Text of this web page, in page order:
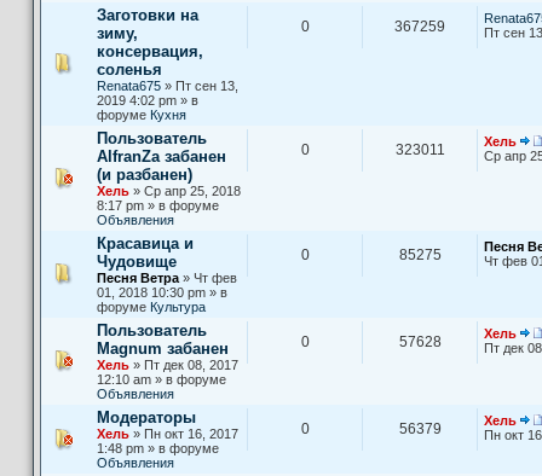
Заготовки на
зиму,
консервация,
соленья
Renata675 » Пт сен 13,
2019 4:02 pm » в
форуме Кухня
0 367259
Пт сен
Пользователь
AlfranZa забанен
(и разбанен)
Хель » Ср апр 25, 2018
8:17 pm » в форуме
Объявления
0 323011
Хель
Ср апр
Красавица и
Чудовище
Песня Ветра » Чт фев
01, 2018 10:30 pm » в
форуме Культура
0 85275
Песня
Чт фев
Пользователь
Magnum забанен
Хель » Пт дек 08, 2017
12:10 am » в форуме
Объявления
0 57628
Хель
Пт дек
Модераторы
Хель » Пн окт 16, 2017
1:48 pm » в форуме
Объявления
0 56379
Хель
Пн окт